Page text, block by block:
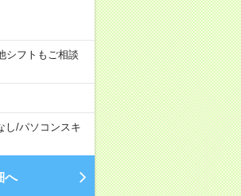
シフトもご相談
し/パソコンスキ
へ